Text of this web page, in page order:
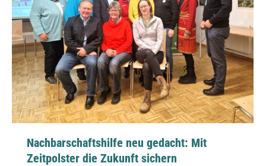
Nachbarschaftshilfe neu gedacht: Mit
Zeitpolster die Zukunft sichern